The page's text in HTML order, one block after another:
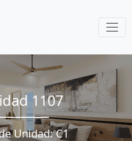
1107
Unidad: C1